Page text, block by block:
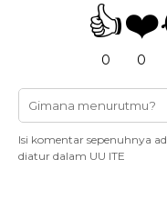
👍
0
❤️
0
Isi komentar sepenuhnya
diatur dalam UU ITE